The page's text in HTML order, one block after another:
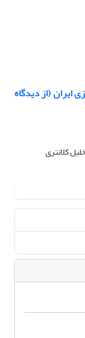
ایران (از دیدگاه
کلانتری